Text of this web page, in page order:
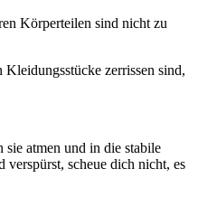
Körperteilen sind nicht zu
zerrissen sind,
atmen und in die stabile
scheue dich nicht, es